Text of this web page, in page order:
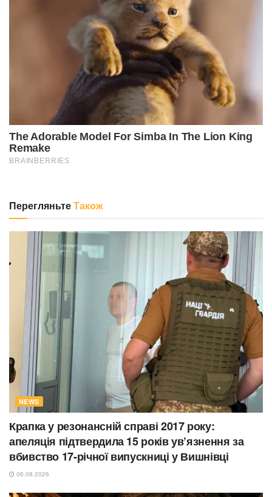
ПерегляньтеТакож
NEWS
Крапка у резонансній справі 2017 року:
апеляція підтвердила 15 років ув’язнення за
вбивство 17-річної випускниці у Вишнівці
06.08.2026